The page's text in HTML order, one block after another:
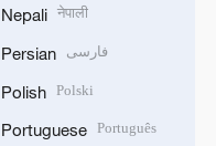
Nepali नेपाली
Persian فارسی
Polish Polski
Portuguese Português